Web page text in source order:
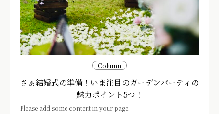
Column
さぁ結婚式の準備！いま注目のガーデンパーティの
魅力ポイント5つ！
Please add some content in your page.